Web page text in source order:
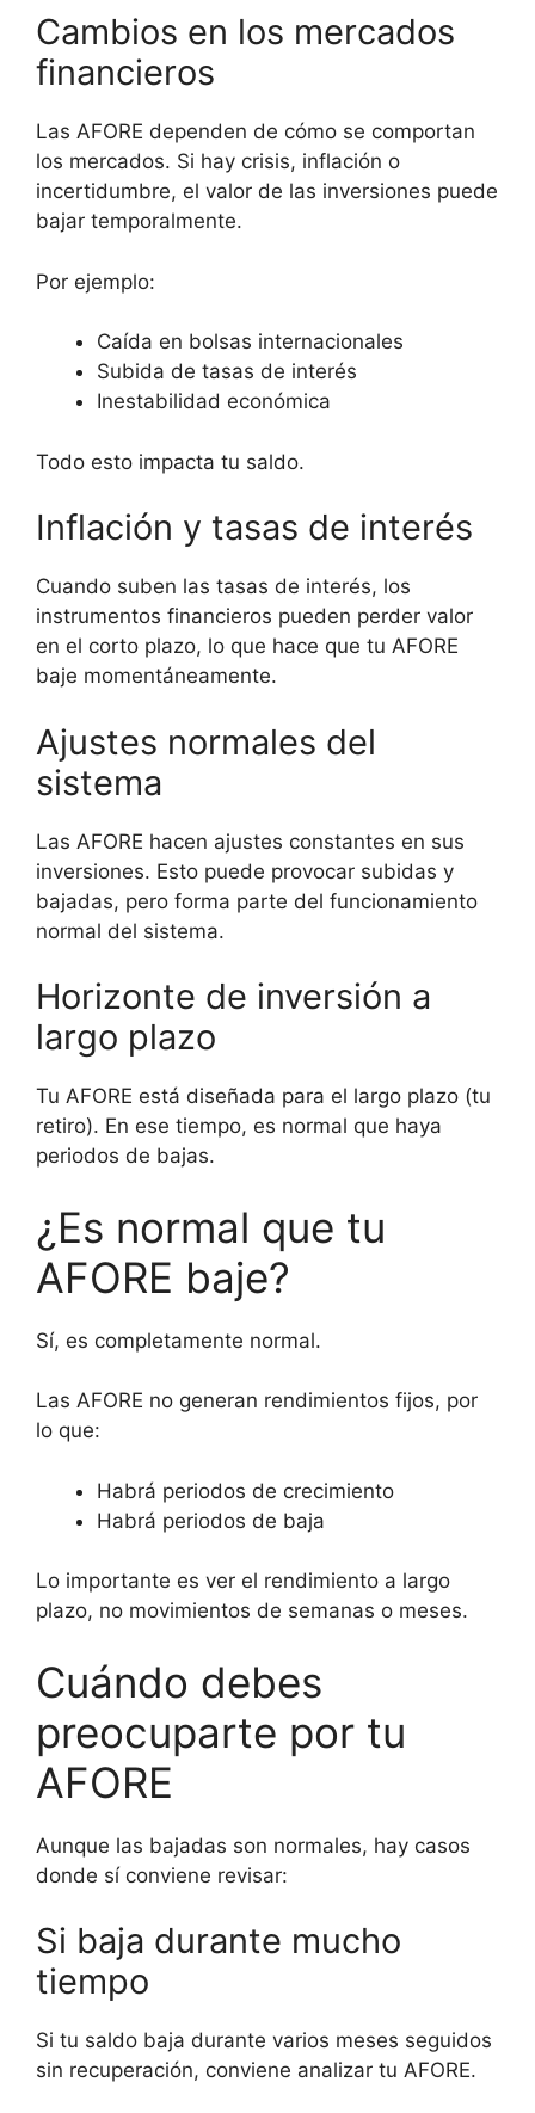
Cambios en los mercados
financieros
Las AFORE dependen de cómo se comportan
los mercados. Si hay crisis, inflación o
incertidumbre, el valor de las inversiones puede
bajar temporalmente.
Por ejemplo:
Caída en bolsas internacionales
Subida de tasas de interés
Inestabilidad económica
Todo esto impacta tu saldo.
Inflación y tasas de interés
Cuando suben las tasas de interés, los
instrumentos financieros pueden perder valor
en el corto plazo, lo que hace que tu AFORE
baje momentáneamente.
Ajustes normales del
sistema
Las AFORE hacen ajustes constantes en sus
inversiones. Esto puede provocar subidas y
bajadas, pero forma parte del funcionamiento
normal del sistema.
Horizonte de inversión a
largo plazo
Tu AFORE está diseñada para el largo plazo (tu
retiro). En ese tiempo, es normal que haya
periodos de bajas.
¿Es normal que tu
AFORE baje?
Sí, es completamente normal.
Las AFORE no generan rendimientos fijos, por
lo que:
Habrá periodos de crecimiento
Habrá periodos de baja
Lo importante es ver el rendimiento a largo
plazo, no movimientos de semanas o meses.
Cuándo debes
preocuparte por tu
AFORE
Aunque las bajadas son normales, hay casos
donde sí conviene revisar:
Si baja durante mucho
tiempo
Si tu saldo baja durante varios meses seguidos
sin recuperación, conviene analizar tu AFORE.